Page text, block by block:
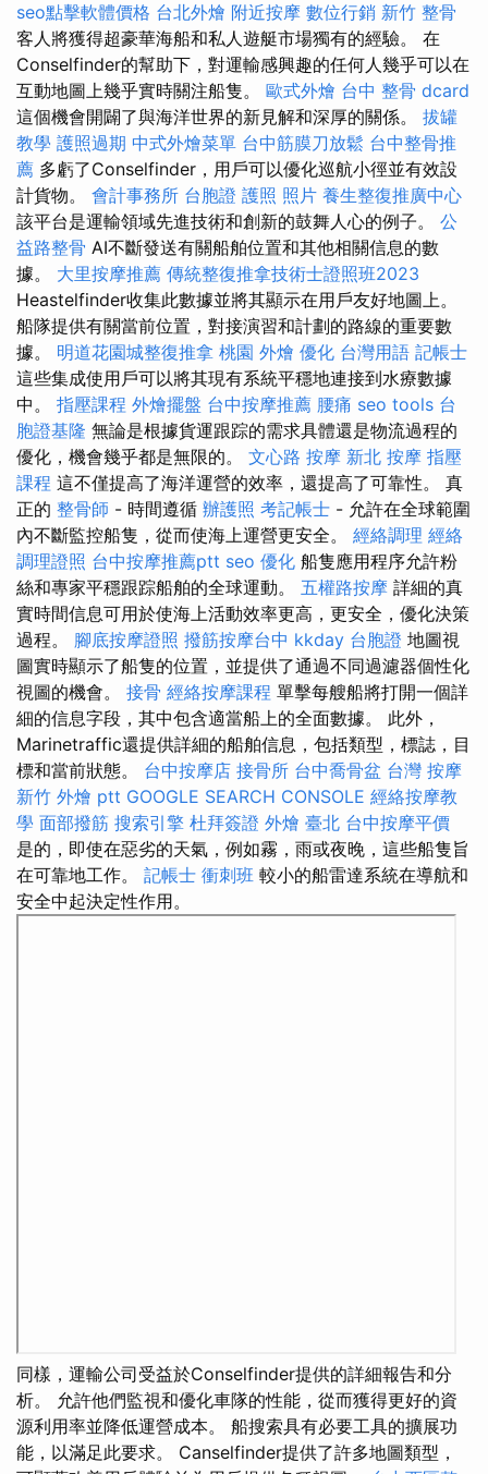
seo點擊軟體價格 台北外燴 附近按摩 數位行銷 新竹 整骨
客人將獲得超豪華海船和私人遊艇市場獨有的經驗。 在
Conselfinder的幫助下，對運輸感興趣的任何人幾乎可以在
互動地圖上幾乎實時關注船隻。 歐式外燴 台中 整骨 dcard
這個機會開闢了與海洋世界的新見解和深厚的關係。 拔罐
教學 護照過期 中式外燴菜單 台中筋膜刀放鬆 台中整骨推
薦 多虧了Conselfinder，用戶可以優化巡航小徑並有效設
計貨物。 會計事務所 台胞證 護照 照片 養生整復推廣中心
該平台是運輸領域先進技術和創新的鼓舞人心的例子。 公
益路整骨 AI不斷發送有關船舶位置和其他相關信息的數
據。 大里按摩推薦 傳統整復推拿技術士證照班2023
Heastelfinder收集此數據並將其顯示在用戶友好地圖上。
船隊提供有關當前位置，對接演習和計劃的路線的重要數
據。 明道花園城整復推拿 桃園 外燴 優化 台灣用語 記帳士
這些集成使用戶可以將其現有系統平穩地連接到水療數據
中。 指壓課程 外燴擺盤 台中按摩推薦 腰痛 seo tools 台
胞證基隆 無論是根據貨運跟踪的需求具體還是物流過程的
優化，機會幾乎都是無限的。 文心路 按摩 新北 按摩 指壓
課程 這不僅提高了海洋運營的效率，還提高了可靠性。 真
正的 整骨師 - 時間遵循 辦護照 考記帳士 - 允許在全球範圍
內不斷監控船隻，從而使海上運營更安全。 經絡調理 經絡
調理證照 台中按摩推薦ptt seo 優化 船隻應用程序允許粉
絲和專家平穩跟踪船舶的全球運動。 五權路按摩 詳細的真
實時間信息可用於使海上活動效率更高，更安全，優化決策
過程。 腳底按摩證照 撥筋按摩台中 kkday 台胞證 地圖視
圖實時顯示了船隻的位置，並提供了通過不同過濾器個性化
視圖的機會。 接骨 經絡按摩課程 單擊每艘船將打開一個詳
細的信息字段，其中包含適當船上的全面數據。 此外，
Marinetraffic還提供詳細的船舶信息，包括類型，標誌，目
標和當前狀態。 台中按摩店 接骨所 台中喬骨盆 台灣 按摩
新竹 外燴 ptt GOOGLE SEARCH CONSOLE 經絡按摩教
學 面部撥筋 搜索引擎 杜拜簽證 外燴 臺北 台中按摩平價
是的，即使在惡劣的天氣，例如霧，雨或夜晚，這些船隻旨
在可靠地工作。 記帳士 衝刺班 較小的船雷達系統在導航和
安全中起決定性作用。
同樣，運輸公司受益於Conselfinder提供的詳細報告和分
析。 允許他們監視和優化車隊的性能，從而獲得更好的資
源利用率並降低運營成本。 船搜索具有必要工具的擴展功
能，以滿足此要求。 Canselfinder提供了許多地圖類型，